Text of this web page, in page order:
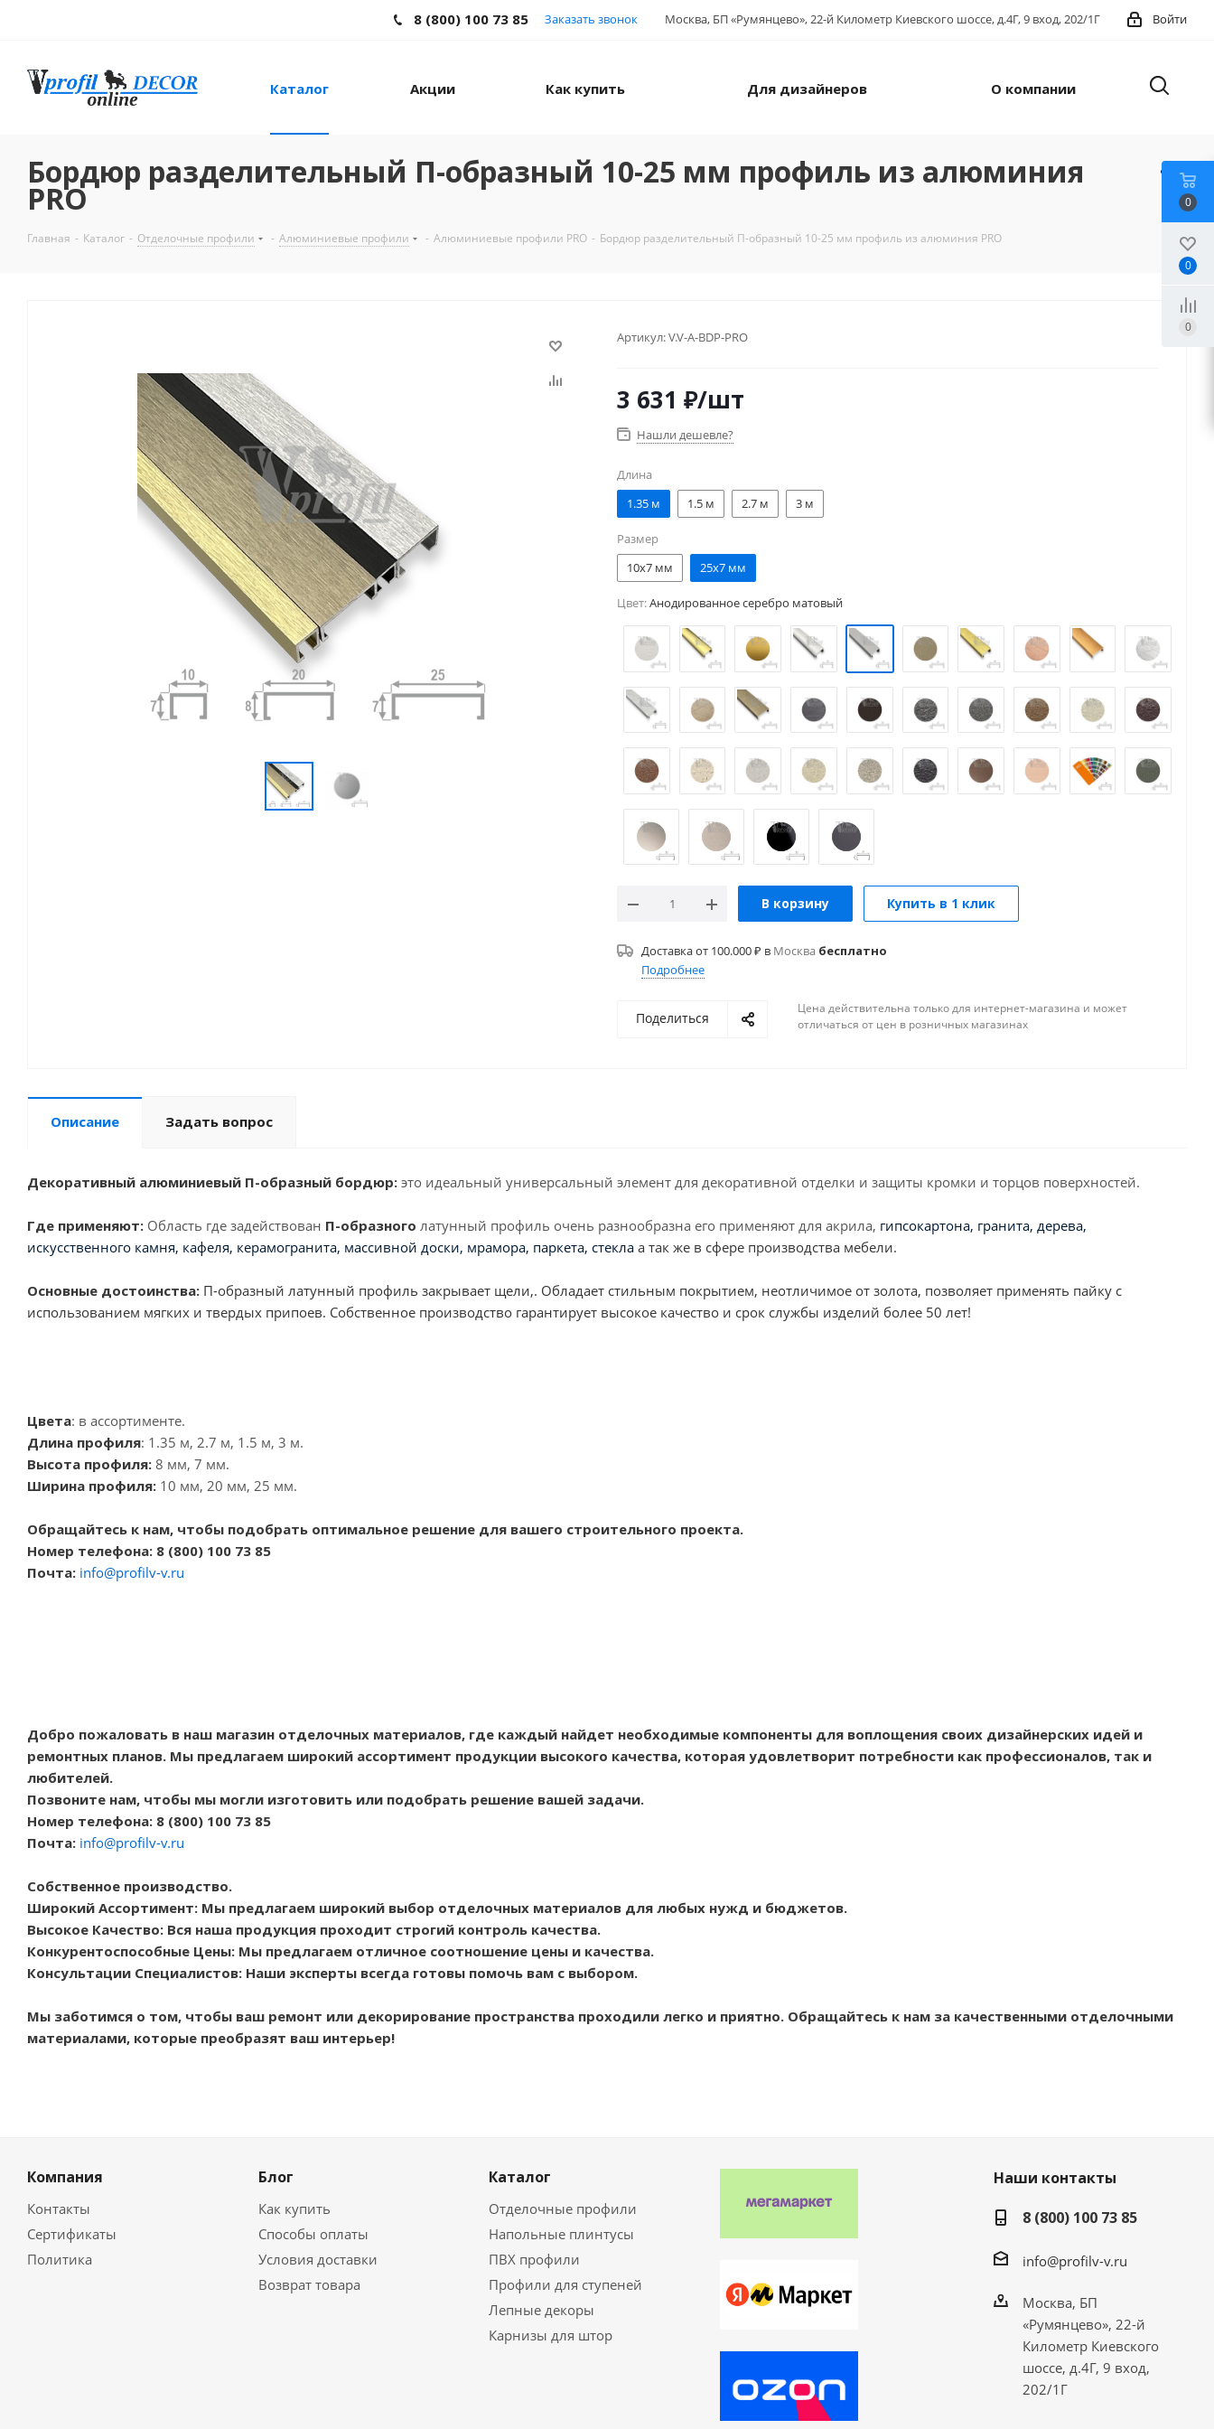
Войти
Москва, БП «Румянцево», 22-й Километр Киевского шоссе, д.4Г, 9 вход, 202/1Г
8 (800) 100 73 85 Заказать звонок
Каталог Акции Как купить Для дизайнеров О компании
Бордюр разделительный П-образный 10-25 мм профиль из алюминия
PRO
Главная - Каталог - Отделочные профили - Алюминиевые профили - Алюминиевые профили PRO - Бордюр разделительный П-образный 10-25 мм профиль из алюминия PRO
Артикул:V.V-A-BDP-PRO
3 631 ₽/шт
Нашли дешевле?
Длина
1.35 м
1.5 м 2.7 м 3 м
Размер
10x7 мм
25x7 мм
Цвет:Анодированное серебро матовый
В корзину Купить в 1 клик
Доставка от 100.000 ₽ в Москва бесплатно
Подробнее
Поделиться
Цена действительна только для интернет-магазина и может
отличаться от цен в розничных магазинах
Описание Задать вопрос
Декоративный алюминиевый П-образный бордюр: это идеальный универсальный элемент для декоративной отделки и защиты кромки и торцов поверхностей.
Где применяют: Область где задействован П-образного латунный профиль очень разнообразна его применяют для акрила, гипсокартона, гранита, дерева,
искусственного камня, кафеля, керамогранита, массивной доски, мрамора, паркета, стекла а так же в сфере производства мебели.
Основные достоинства: П-образный латунный профиль закрывает щели,. Обладает стильным покрытием, неотличимое от золота, позволяет применять пайку с
использованием мягких и твердых припоев. Собственное производство гарантирует высокое качество и срок службы изделий более 50 лет!
Цвета: в ассортименте.
Длина профиля: 1.35 м, 2.7 м, 1.5 м, 3 м.
Высота профиля: 8 мм, 7 мм.
Ширина профиля: 10 мм, 20 мм, 25 мм.
Обращайтесь к нам, чтобы подобрать оптимальное решение для вашего строительного проекта.
Номер телефона: 8 (800) 100 73 85
Почта: info@profilv-v.ru
Добро пожаловать в наш магазин отделочных материалов, где каждый найдет необходимые компоненты для воплощения своих дизайнерских идей и
ремонтных планов. Мы предлагаем широкий ассортимент продукции высокого качества, которая удовлетворит потребности как профессионалов, так и
любителей.
Позвоните нам, чтобы мы могли изготовить или подобрать решение вашей задачи.
Номер телефона: 8 (800) 100 73 85
Почта: info@profilv-v.ru
Собственное производство.
Широкий Ассортимент: Мы предлагаем широкий выбор отделочных материалов для любых нужд и бюджетов.
Высокое Качество: Вся наша продукция проходит строгий контроль качества.
Конкурентоспособные Цены: Мы предлагаем отличное соотношение цены и качества.
Консультации Специалистов: Наши эксперты всегда готовы помочь вам с выбором.
Мы заботимся о том, чтобы ваш ремонт или декорирование пространства проходили легко и приятно. Обращайтесь к нам за качественными отделочными
материалами, которые преобразят ваш интерьер!
Компания
Контакты
Сертификаты
Политика
Блог
Как купить
Способы оплаты
Условия доставки
Возврат товара
Каталог
Отделочные профили
Напольные плинтусы
ПВХ профили
Профили для ступеней
Лепные декоры
Карнизы для штор
Наши контакты
8 (800) 100 73 85
info@profilv-v.ru
Москва, БП
«Румянцево», 22-й
Километр Киевского
шоссе, д.4Г, 9 вход,
202/1Г
0
0
0